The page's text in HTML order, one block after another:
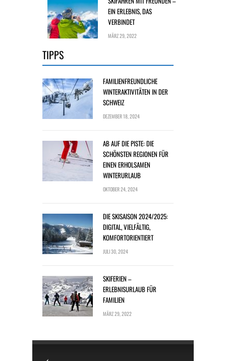
EIN ERLEBNIS, DAS
VERBINDET
MÄRZ 29, 2022
TIPPS
FAMILIENFREUNDLICHE
WINTERAKTIVITÄTEN IN DER
SCHWEIZ
DEZEMBER 18, 2024
AB AUF DIE PISTE: DIE
SCHÖNSTEN REGIONEN FÜR
EINEN ERHOLSAMEN
WINTERURLAUB
OKTOBER 24, 2024
DIE SKISAISON 2024/2025:
DIGITAL, VIELFÄLTIG,
KOMFORTORIENTIERT
JULI 30, 2024
SKIFERIEN –
ERLEBNISURLAUB FÜR
FAMILIEN
MÄRZ 29, 2022